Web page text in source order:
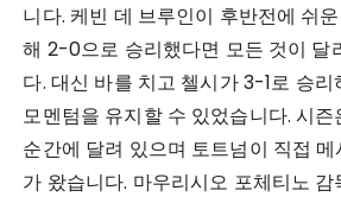
니다. 케빈 데 브루인이 후반전에 쉬
해 2-0으로 승리했다면 모든 것이 달
다. 대신 바를 치고 첼시가 3-1로 승
모멘텀을 유지할 수 있었습니다. 시
순간에 달려 있으며 토트넘이 직접
가 왔습니다. 마우리시오 포체티노